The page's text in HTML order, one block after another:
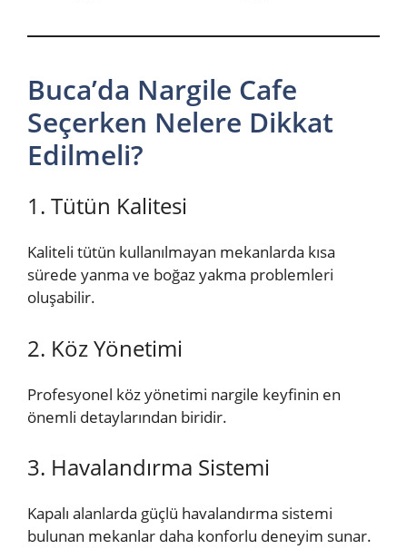
Buca’da Nargile Cafe
Seçerken Nelere Dikkat
Edilmeli?
1. Tütün Kalitesi
Kaliteli tütün kullanılmayan mekanlarda kısa
sürede yanma ve boğaz yakma problemleri
oluşabilir.
2. Köz Yönetimi
Profesyonel köz yönetimi nargile keyfinin en
önemli detaylarından biridir.
3. Havalandırma Sistemi
Kapalı alanlarda güçlü havalandırma sistemi
bulunan mekanlar daha konforlu deneyim sunar.